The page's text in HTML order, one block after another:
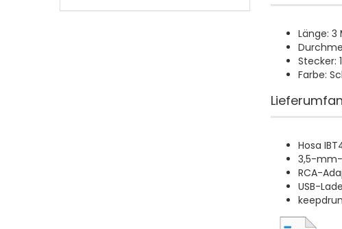
Länge: 3
Stecker:
Farbe:
Hosa
3,5-mm-
RCA-
USB-
EIN.